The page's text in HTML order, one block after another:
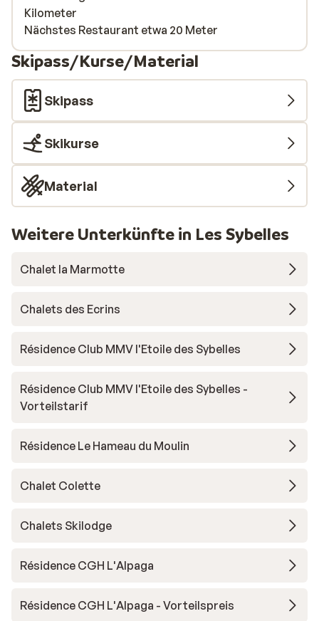
Kilometer
Nächstes Restaurant etwa 20 Meter
Skipass/Kurse/Material
Skipass
Skikurse
Material
Weitere Unterkünfte in Les Sybelles
Chalet la Marmotte
Chalets des Ecrins
Résidence Club MMV l'Etoile des Sybelles
Résidence Club MMV l'Etoile des Sybelles -
Vorteilstarif
Résidence Le Hameau du Moulin
Chalet Colette
Chalets Skilodge
Résidence CGH L'Alpaga
Résidence CGH L'Alpaga - Vorteilspreis